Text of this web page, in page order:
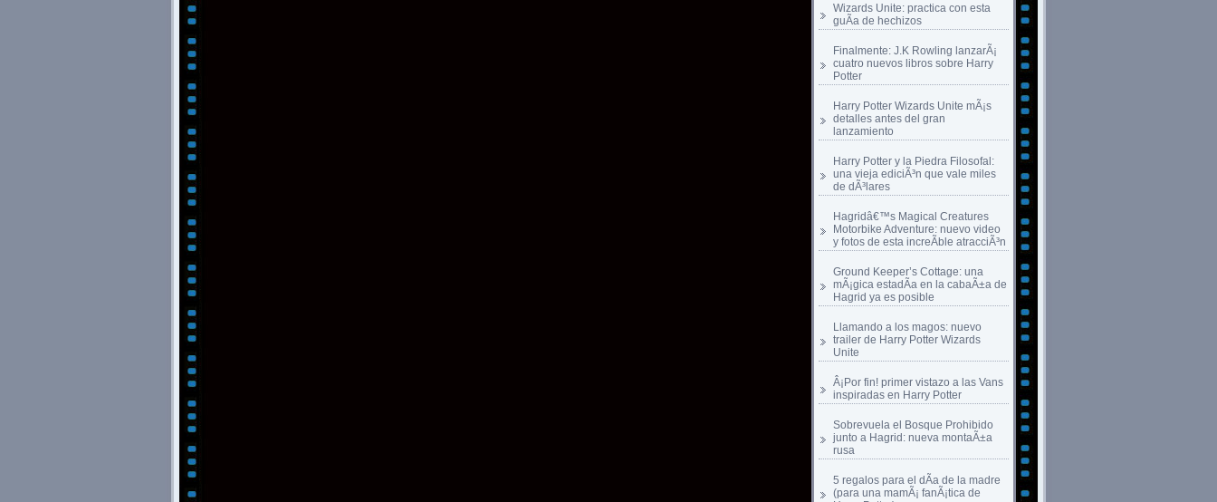
Wizards Unite: practica con esta
guÃ­a de hechizos
Finalmente: J.K Rowling lanzarÃ¡
cuatro nuevos libros sobre Harry
Potter
Harry Potter Wizards Unite mÃ¡s
detalles antes del gran
lanzamiento
Harry Potter y la Piedra Filosofal:
una vieja ediciÃ³n que vale miles
de dÃ³lares
Hagridâ€™s Magical Creatures
Motorbike Adventure: nuevo video
y fotos de esta increÃ­ble atracciÃ³n
Ground Keeper’s Cottage: una
mÃ¡gica estadÃ­a en la cabaÃ±a de
Hagrid ya es posible
Llamando a los magos: nuevo
trailer de Harry Potter Wizards
Unite
Â¡Por fin! primer vistazo a las Vans
inspiradas en Harry Potter
Sobrevuela el Bosque Prohibido
junto a Hagrid: nueva montaÃ±a
rusa
5 regalos para el dÃ­a de la madre
(para una mamÃ¡ fanÃ¡tica de